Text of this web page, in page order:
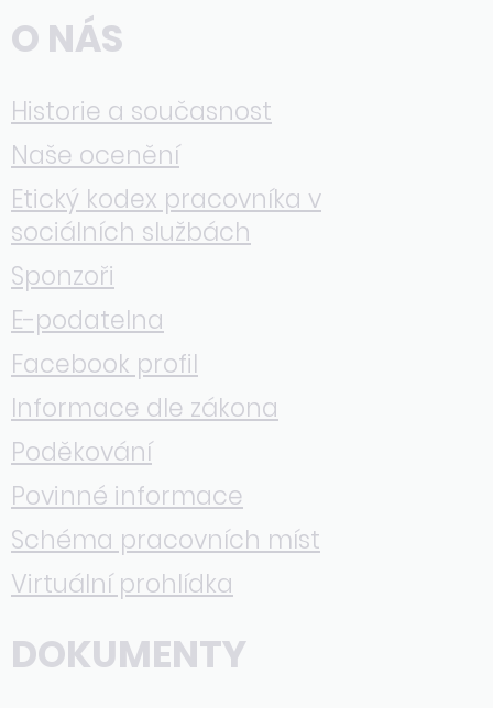
O NÁS
Historie a současnost
Naše ocenění
Etický kodex pracovníka v
sociálních službách
Sponzoři
E-podatelna
Facebook profil
Informace dle zákona
Poděkování
Povinné informace
Schéma pracovních míst
Virtuální prohlídka
DOKUMENTY